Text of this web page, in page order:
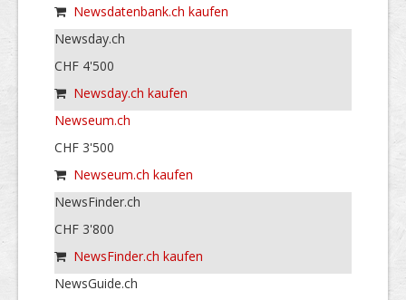
Newsdatenbank.ch kaufen
Newsday.ch
CHF 4'500
Newsday.ch kaufen
Newseum.ch
CHF 3'500
Newseum.ch kaufen
NewsFinder.ch
CHF 3'800
NewsFinder.ch kaufen
NewsGuide.ch